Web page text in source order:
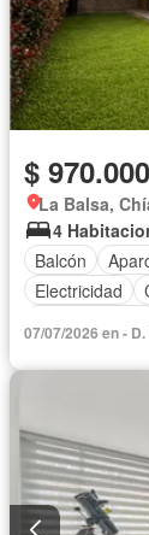
$
La Balsa,
4
Balcón
Electricidad
07/07/2026 en -